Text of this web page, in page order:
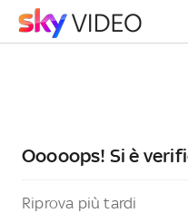
Ooooops! Si è
Riprova più tardi